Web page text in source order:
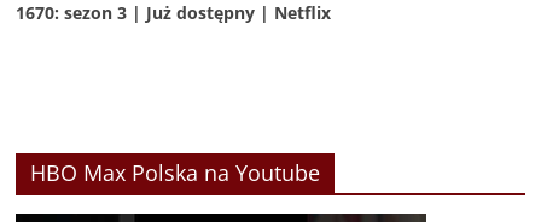
1670: sezon 3 | Już dostępny | Netflix
HBO Max Polska na Youtube